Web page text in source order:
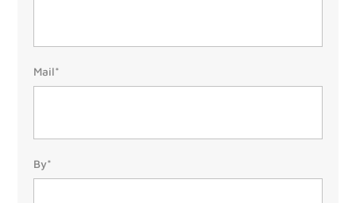
Mail:
(Påkrævet)
Mail*
By/Postnr.
By*